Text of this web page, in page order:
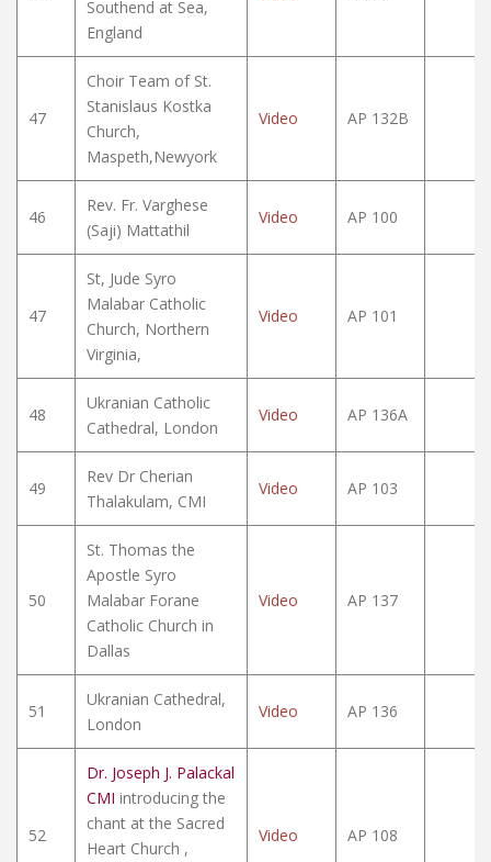
Southend at Sea,
England
47
Choir Team of St.
Stanislaus Kostka
Church,
Maspeth,Newyork
Video AP 132B
46
Rev. Fr. Varghese
(Saji) Mattathil
Video AP 100
47
St, Jude Syro
Malabar Catholic
Church, Northern
Virginia,
Video AP 101
48
Ukranian Catholic
Cathedral, London
Video AP 136A
49
Rev Dr Cherian
Thalakulam, CMI
Video AP 103
50
St. Thomas the
Apostle Syro
Malabar Forane
Catholic Church in
Dallas
Video AP 137
51
Ukranian Cathedral,
London
Video AP 136
52
Dr. Joseph J. Palackal
CMI introducing the
chant at the Sacred
Heart Church ,
Video AP 108